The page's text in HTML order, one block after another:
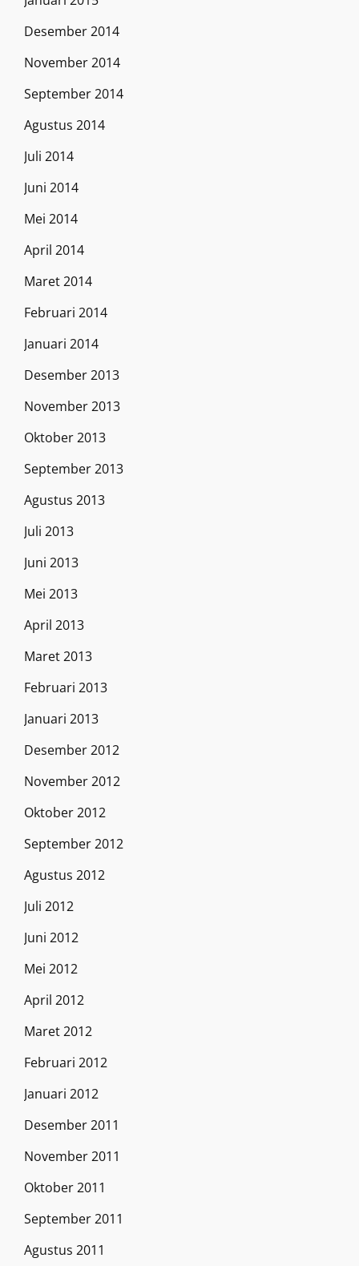
Desember 2014
November 2014
September 2014
Agustus 2014
Juli 2014
Juni 2014
Mei 2014
April 2014
Maret 2014
Februari 2014
Januari 2014
Desember 2013
November 2013
Oktober 2013
September 2013
Agustus 2013
Juli 2013
Juni 2013
Mei 2013
April 2013
Maret 2013
Februari 2013
Januari 2013
Desember 2012
November 2012
Oktober 2012
September 2012
Agustus 2012
Juli 2012
Juni 2012
Mei 2012
April 2012
Maret 2012
Februari 2012
Januari 2012
Desember 2011
November 2011
Oktober 2011
September 2011
Agustus 2011